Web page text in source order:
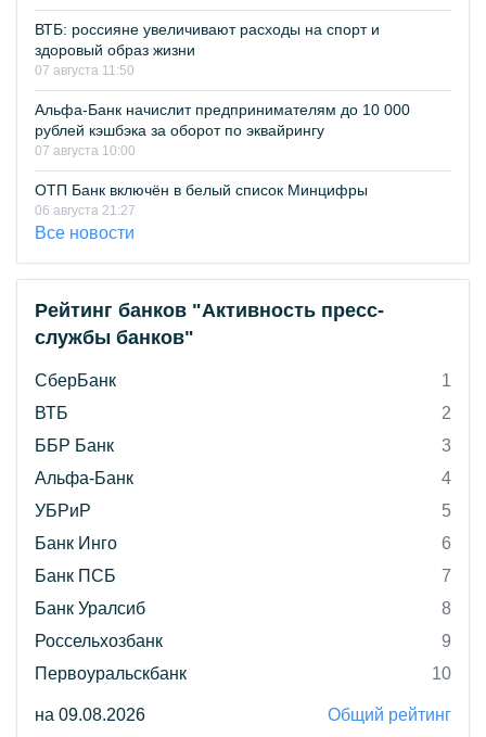
ВТБ: россияне увеличивают расходы на спорт и
здоровый образ жизни
07 августа 11:50
Альфа-Банк начислит предпринимателям до 10 000
рублей кэшбэка за оборот по эквайрингу
07 августа 10:00
ОТП Банк включён в белый список Минцифры
06 августа 21:27
Все новости
Рейтинг банков "Активность пресс-
службы банков"
СберБанк
1
ВТБ
2
ББР Банк
3
Альфа-Банк
4
УБРиР
5
Банк Инго
6
Банк ПСБ
7
Банк Уралсиб
8
Россельхозбанк
9
Первоуральскбанк
10
на 09.08.2026 Общий рейтинг